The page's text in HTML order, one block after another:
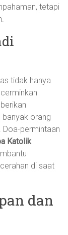
tetapi
tidak hanya
banyak orang
permintaan
Katolik
di saat
dan